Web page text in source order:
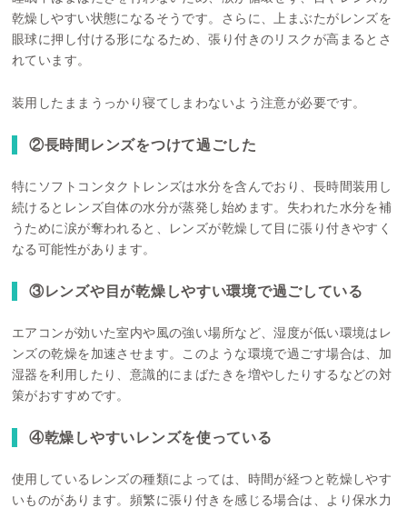
乾燥しやすい状態になるそうです。さらに、上まぶたがレンズを
眼球に押し付ける形になるため、張り付きのリスクが高まるとさ
れています。
装用したままうっかり寝てしまわないよう注意が必要です。
②長時間レンズをつけて過ごした
特にソフトコンタクトレンズは水分を含んでおり、長時間装用し
続けるとレンズ自体の水分が蒸発し始めます。失われた水分を補
うために涙が奪われると、レンズが乾燥して目に張り付きやすく
なる可能性があります。
③レンズや目が乾燥しやすい環境で過ごしている
エアコンが効いた室内や風の強い場所など、湿度が低い環境はレ
ンズの乾燥を加速させます。このような環境で過ごす場合は、加
湿器を利用したり、意識的にまばたきを増やしたりするなどの対
策がおすすめです。
④乾燥しやすいレンズを使っている
使用しているレンズの種類によっては、時間が経つと乾燥しやす
いものがあります。頻繁に張り付きを感じる場合は、より保水力